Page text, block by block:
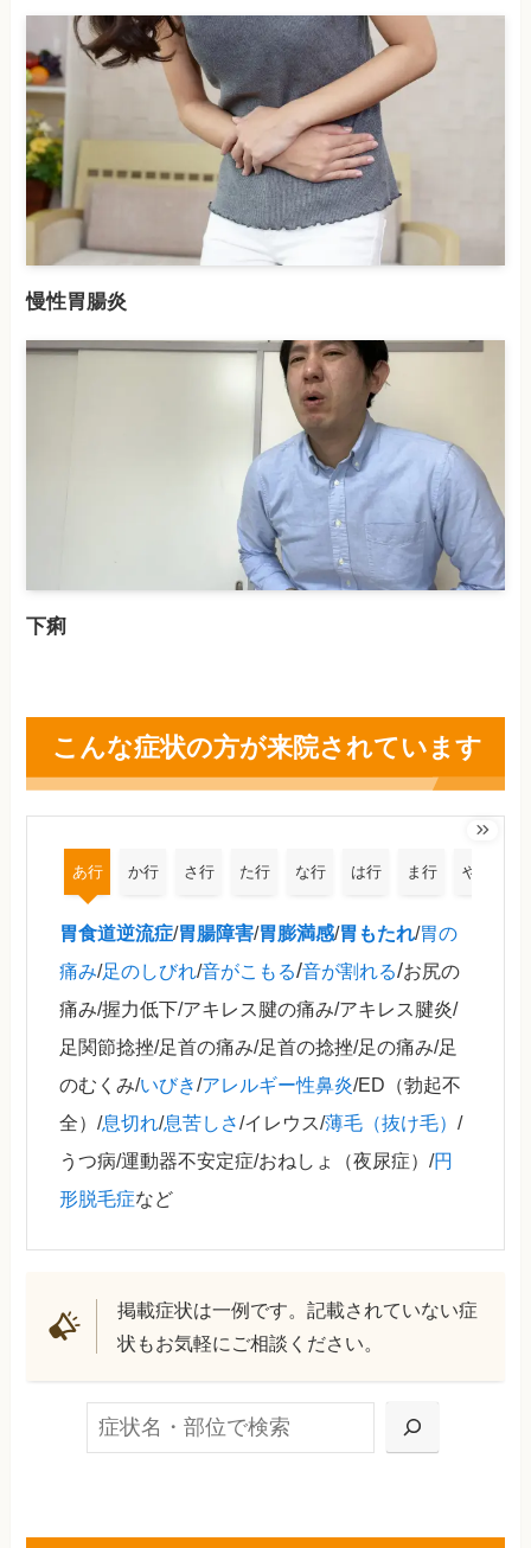
慢性胃腸炎
下痢
こんな症状の方が来院されています
あ行 か行 さ行 た行 な行 は行 ま行 や行
胃食道逆流症/胃腸障害/胃膨満感/胃もたれ/胃の
痛み/足のしびれ/音がこもる/音が割れる/お尻の
痛み/握力低下/アキレス腱の痛み/アキレス腱炎/
足関節捻挫/足首の痛み/足首の捻挫/足の痛み/足
のむくみ/いびき/アレルギー性鼻炎/ED（勃起不
全）/息切れ/息苦しさ/イレウス/薄毛（抜け毛）/
うつ病/運動器不安定症/おねしょ（夜尿症）/円
形脱毛症など
掲載症状は一例です。記載されていない症
状もお気軽にご相談ください。